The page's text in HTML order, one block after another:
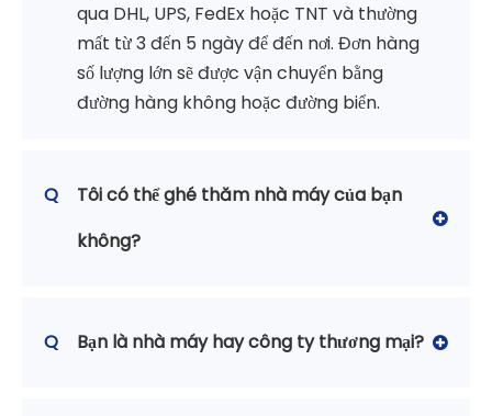
qua DHL, UPS, FedEx hoặc TNT và thường
mất từ ​​3 đến 5 ngày để đến nơi. Đơn hàng
số lượng lớn sẽ được vận chuyển bằng
đường hàng không hoặc đường biển.
Q
Tôi có thể ghé thăm nhà máy của bạn
không?
Q Bạn là nhà máy hay công ty thương mại?